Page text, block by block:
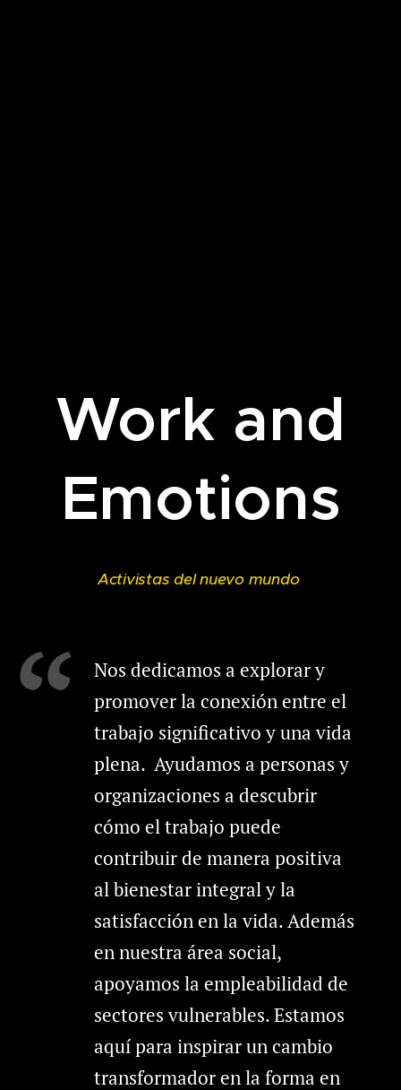
Work and
Emotions
Activistas del nuevo mundo
Nos dedicamos a explorar y
promover la conexión entre el
trabajo significativo y una vida
plena. Ayudamos a personas y
organizaciones a descubrir
cómo el trabajo puede
contribuir de manera positiva
al bienestar integral y la
satisfacción en la vida. Además
en nuestra área social,
apoyamos la empleabilidad de
sectores vulnerables. Estamos
aquí para inspirar un cambio
transformador en la forma en